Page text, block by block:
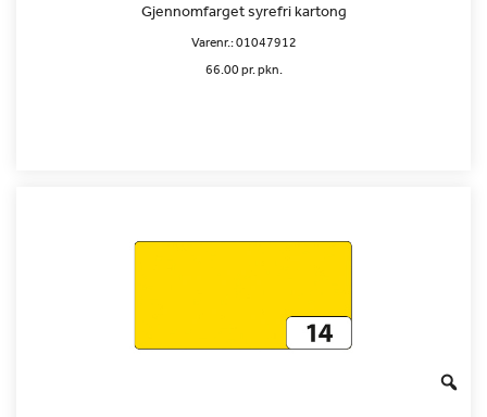
Gjennomfarget syrefri kartong
Varenr.:01047912
66.00 pr. pkn.